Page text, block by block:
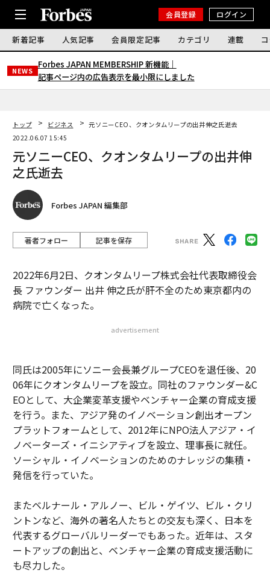
会員登録 ログイン
新着記事 人気記事 会員限定記事 カテゴリ 連載
NEWS
Forbes JAPAN MEMBERSHIP 新機能｜
記事ページ内の広告表示を最小限にしました
トップ ビジネス
元ソニーCEO、クオンタムリープの出井伸之氏逝去
2022.06.07 15:45
元ソニーCEO、クオンタムリープの出井伸
之氏逝去
Forbes JAPAN 編集部
著者フォロー 記事を保存
2022年6月2日、クオンタムリープ株式会社代表取締役会
長 ファウンダー 出井 伸之氏が肝不全のため東京都内の
病院で亡くなった。
advertisement
同氏は2005年にソニー会長兼グループCEOを退任後、20
06年にクオンタムリープを設立。同社のファウンダー&C
EOとして、大企業変革支援やベンチャー企業の育成支援
を行う。また、アジア発のイノベーション創出オープン
プラットフォームとして、2012年にNPO法人アジア・イ
ノベーターズ・イニシアティブを設立、理事長に就任。
ソーシャル・イノベーションのためのナレッジの集積・
発信を行っていた。
またベルナール・アルノー、ビル・ゲイツ、ビル・クリ
ントンなど、海外の著名人たちとの交友も深く、日本を
代表するグローバルリーダーでもあった。近年は、スタ
ートアップの創出と、ベンチャー企業の育成支援活動に
も尽力した。